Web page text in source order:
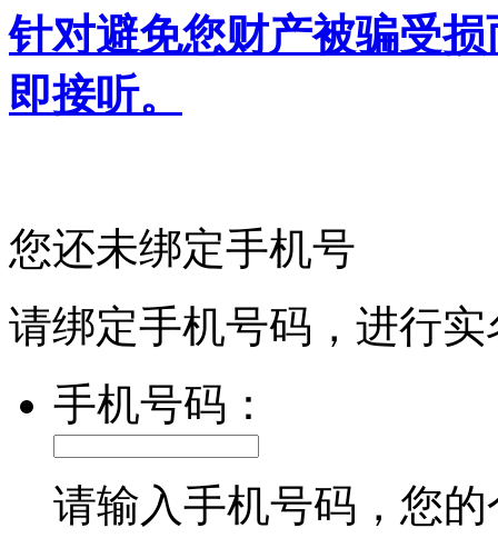
针对避免您财产被骗受
即接听。
您还未绑定手机号
请绑定手机号码，进行
手机号码：
请输入手机号码，您